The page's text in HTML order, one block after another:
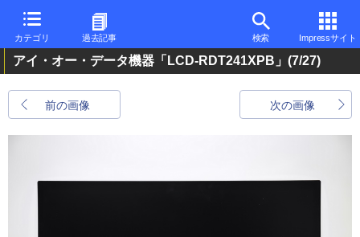
カテゴリ 過去記事 検索 Impressサイト
アイ・オー・データ機器「LCD-RDT241XPB」 (7/27)
前の画像 次の画像